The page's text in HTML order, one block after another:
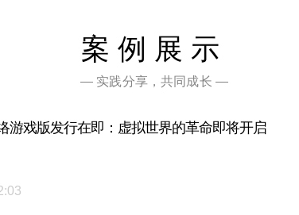
案例展示
— 实践分享，共同成长 —
游戏版发行在即：虚拟世界的革命即将开启